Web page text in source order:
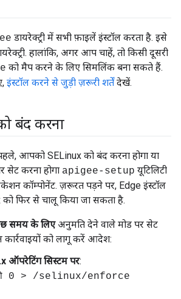
डायरेक्ट्री में सभी फ़ाइलें इंस्टॉल करता है. इसे
हालांकि, अगर आप चाहें, तो किसी दूसरी
को मैप करने के लिए सिमलिंक बना सकते हैं.
इंस्टॉल करने से जुड़ी ज़रूरी शर्तेंदेखें.
बंद करना
आपको SELinux को बंद करना होगा या
सेट करना होगा apigee-setup यूटिलिटी
कॉम्पोनेंट. ज़रूरत पड़ने पर, Edge इंस्टॉल
फिर से चालू किया जा सकता है.
समय के लिएअनुमति देने वाले मोड पर सेट
को लागू करें आदेश:
ऑपरेटिंग सिस्टम पर:
0 > /selinux/enforce